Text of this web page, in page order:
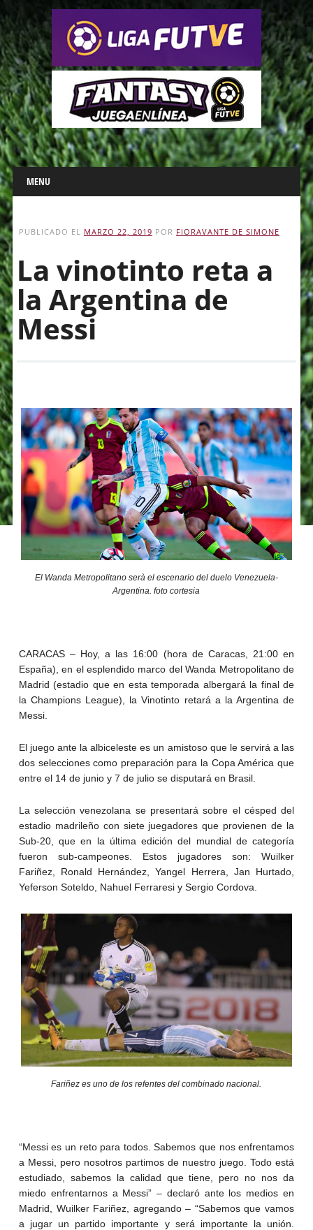
Main menu
Skip
to
content
MENU
PUBLICADO EL MARZO 22, 2019 POR FIORAVANTE DE SIMONE
La vinotinto reta a
la Argentina de
Messi
El Wanda Metropolitano serà el escenario del duelo Venezuela-
Argentina. foto cortesia
CARACAS – Hoy, a las 16:00 (hora de Caracas, 21:00 en
España), en el esplendido marco del Wanda Metropolitano de
Madrid (estadio que en esta temporada albergará la final de
la Champions League), la Vinotinto retará a la Argentina de
Messi.
El juego ante la albiceleste es un amistoso que le servirá a las
dos selecciones como preparación para la Copa América que
entre el 14 de junio y 7 de julio se disputará en Brasil.
La selección venezolana se presentará sobre el césped del
estadio madrileño con siete juegadores que provienen de la
Sub-20, que en la última edición del mundial de categoría
fueron sub-campeones. Estos jugadores son: Wuilker
Fariñez, Ronald Hernández, Yangel Herrera, Jan Hurtado,
Yeferson Soteldo, Nahuel Ferraresi y Sergio Cordova.
Fariñez es uno de los refentes del combinado nacional.
“Messi es un reto para todos. Sabemos que nos enfrentamos
a Messi, pero nosotros partimos de nuestro juego. Todo está
estudiado, sabemos la calidad que tiene, pero no nos da
miedo enfrentarnos a Messi” – declaró ante los medios en
Madrid, Wuilker Fariñez, agregando – “Sabemos que vamos
a jugar un partido importante y será importante la unión.